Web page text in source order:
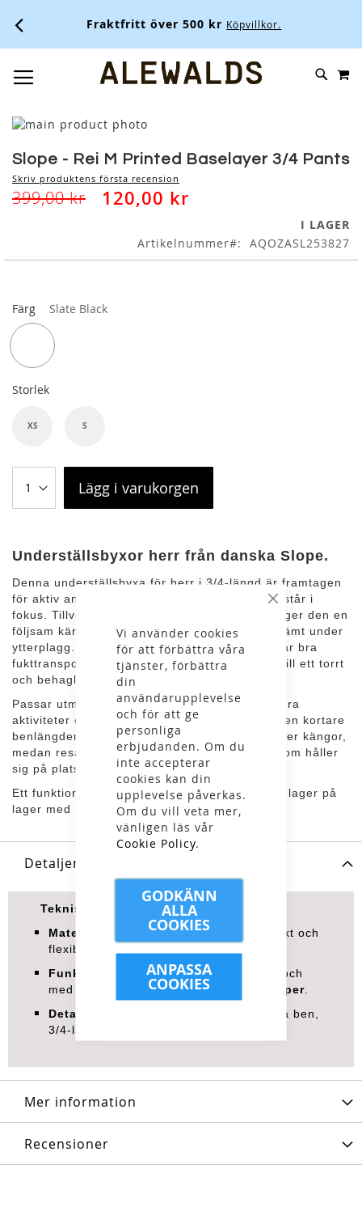
Stäng
Vi använder cookies
för att förbättra våra
tjänster, förbättra
din
användarupplevelse
och för att ge
personliga
erbjudanden. Om du
inte accepterar
cookies kan din
upplevelse påverkas.
Om du vill veta mer,
vänligen läs vår
Cookie Policy.
GODKÄNN
ALLA
COOKIES
ANPASSA
COOKIES
Fraktfritt över 500 kr Köpvillkor.
SKIP
Skip
the
end
of
the
to
the
beginning
of
Slope - Rei M Printed Baselayer 3/4 Pants
Skriv produktens första recension
399,00 kr 120,00 kr
I LAGER
Artikelnummer
AQOZASL253827
Färg Slate Black
Storlek
XS S
Lägg i varukorgen
Underställsbyxor herr från danska Slope.
Denna underställsbyxa för herr i 3/4-längd är framtagen
för aktiv användning där komfort och funktion står i
fokus. Tillverkad i lätt och stretchigt polyester ger den en
följsam känsla med smala ben som sitter bekvämt under
ytterplagg. Materialet är snabbtorkande och har bra
fukttransporterande egenskaper, vilket bidrar till ett torrt
och behagligt klimat nära kroppen.
Passar utmärkt för skidåkning, träning och andra
aktiviteter där ett smidigt underställ behövs. Den kortare
benlängden minskar risken för skav i pjäxor eller kängor,
medan resår i midjan ger en säker passform som håller
sig på plats hela dagen.
Ett funktionellt basplagg för dig som vill bygga lager på
lager med rätt komfort.
Detaljer
Tekniska specifikationer:
Material:
100 % polyester – lätt, slitstarkt och
flexibelt.
Funktioner:
Snabbtorkande, stretchigt och
med
bra fukttransporterande egenskaper
Detaljer:
Normal midja med resår, smala ben,
3/4-längd, mönstrad design.
Mer information
Recensioner